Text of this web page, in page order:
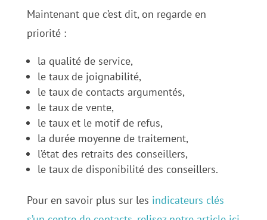
Maintenant que c’est dit, on regarde en
priorité :
la qualité de service,
le taux de joignabilité,
le taux de contacts argumentés,
le taux de vente,
le taux et le motif de refus,
la durée moyenne de traitement,
l’état des retraits des conseillers,
le taux de disponibilité des conseillers.
Pour en savoir plus sur les indicateurs clés